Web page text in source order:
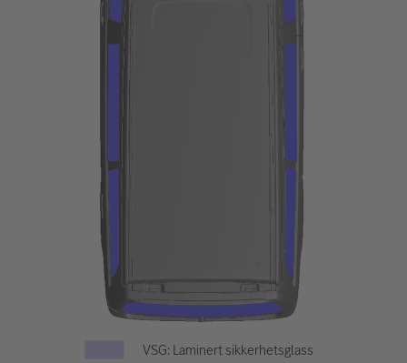
VSG: Laminert sikkerhetsglass